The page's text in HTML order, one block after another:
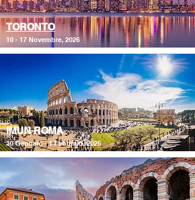
TORONTO
10 - 17 Novembre, 2026
IMUN ROMA
30 Gennaio - 1 Febbraio, 2026